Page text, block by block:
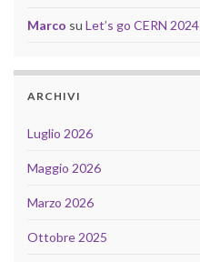
Marco su Let’s go CERN 2024
ARCHIVI
Luglio 2026
Maggio 2026
Marzo 2026
Ottobre 2025